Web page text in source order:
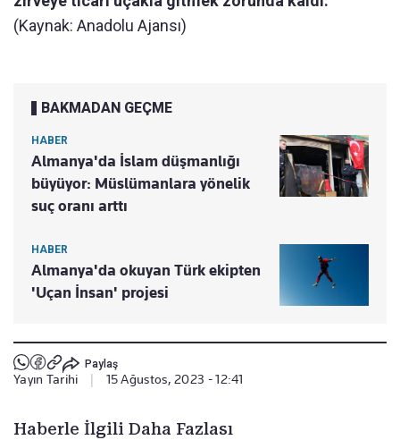
(Kaynak: Anadolu Ajansı)
BAKMADAN GEÇME
HABER
Almanya'da İslam düşmanlığı
büyüyor: Müslümanlara yönelik
suç oranı arttı
HABER
Almanya'da okuyan Türk ekipten
'Uçan İnsan' projesi
Paylaş
Yayın Tarihi 15 Ağustos, 2023 - 12:41
Haberle İlgili Daha Fazlası